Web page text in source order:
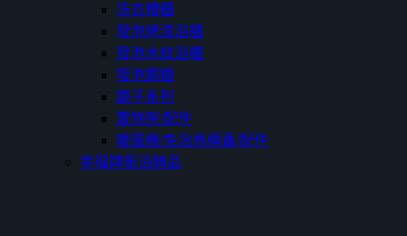
洗衣槽櫃
發泡烤漆浴櫃
發泡木紋浴櫃
發泡鏡櫃
鏡子系列
置物架/配件
暖風機/免治馬桶蓋/配件
幸福牌衛浴精品